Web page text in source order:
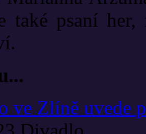
také psaní
ve Zlíně uvede